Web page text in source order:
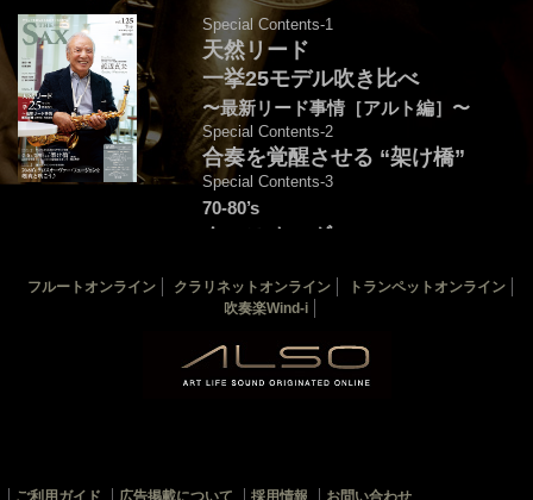
Special Contents-1
天然リード
一挙25モデル吹き比べ
〜最新リード事情［アルト編］〜
Special Contents-2
合奏を覚醒させる “架け橋”
Special Contents-3
70-80’s
クロスオーヴァー・
音源連動：演奏＆解説by後藤天太
カバー：渡辺貞夫
THE SAX バックナンバー
フルートオンライン クラリネットオンライン
トランペットオンライン
吹奏楽Wind-i
ご利用ガイド 広告掲載について 採用情報 お問い合わせ